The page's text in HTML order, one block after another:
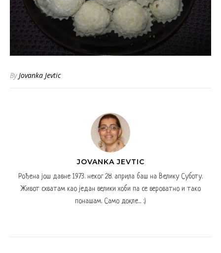
ByJovanka Jevtic
JOVANKA JEVTIC
Рођена још давне 1973. неког 28. априла баш на Велику Суботу.
Живот схватам као један велики хоби па се вероватно и тако
понашам. Само докле... :)